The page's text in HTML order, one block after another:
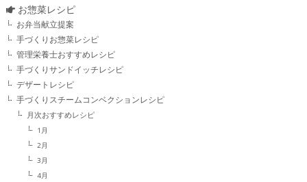
お惣菜レシピ
お弁当献立提案
手づくりお惣菜レシピ
管理栄養士おすすめレシピ
手づくりサンドイッチレシピ
デザートレシピ
手づくりスチームコンベクションレシピ
月次おすすめレシピ
1月
2月
3月
4月